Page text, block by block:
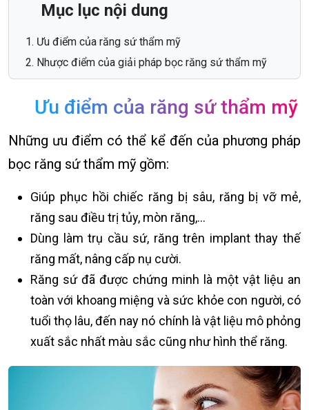
Mục lục nội dung
Ưu điểm của răng sứ thẩm mỹ
Nhược điểm của giải pháp bọc răng sứ thẩm mỹ
Ưu điểm của răng sứ thẩm mỹ
Những ưu điểm có thể kể đến của phương pháp
bọc răng sứ thẩm mỹ gồm:
Giúp phục hồi chiếc răng bị sâu, răng bị vỡ mẻ,
răng sau điều trị tủy, mòn răng,…
Dùng làm trụ cầu sứ, răng trên implant thay thế
răng mất, nâng cấp nụ cười.
Răng sứ đã được chứng minh là một vật liệu an
toàn với khoang miệng và sức khỏe con người, có
tuổi thọ lâu, đến nay nó chính là vật liệu mô phỏng
xuất sắc nhất màu sắc cũng như hình thể răng.